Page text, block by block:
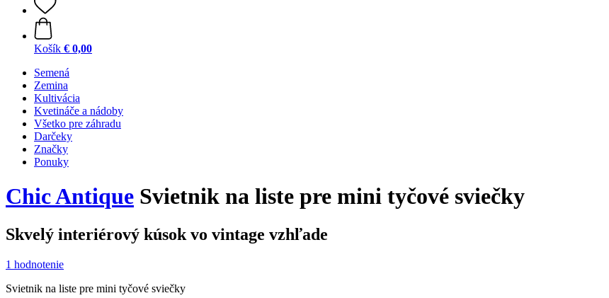
Košík € 0,00
Semená
Zemina
Kultivácia
Kvetináče a nádoby
Všetko pre záhradu
Darčeky
Značky
Ponuky
Chic Antique Svietnik na liste pre mini tyčové sviečky
Skvelý interiérový kúsok vo vintage vzhľade
1 hodnotenie
Svietnik na liste pre mini tyčové sviečky